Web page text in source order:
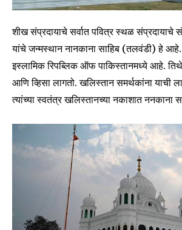
शीख संप्रदायाचे सर्वात पवित्र स्थळ
यांचे जन्मस्थान नानकाना साहिब (तलवंडी) हे
इस्लामिक रिपब्लिक ऑफ पाकिस्तानमध्ये आहे. तिथे
आणि व्हिसा लागतो. खलिस्तान समर्थकांना याची
त्यांच्या स्वतंत्र खलिस्तानच्या नकाशात ननकाना